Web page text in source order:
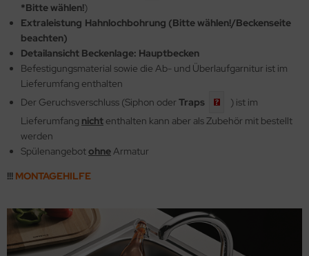
*Bitte wählen!)
Extraleistung Hahnlochbohrung (Bitte wählen!/Beckenseite
beachten)
Detailansicht Beckenlage: Hauptbecken
Befestigungsmaterial sowie die Ab- und Überlaufgarnitur ist im
Lieferumfang enthalten
Der Geruchsverschluss (Siphon oder Traps
) ist im
Lieferumfang nicht enthalten kann aber als Zubehör mit bestellt
werden
SpülenangebotohneArmatur
!!! MONTAGEHILFE